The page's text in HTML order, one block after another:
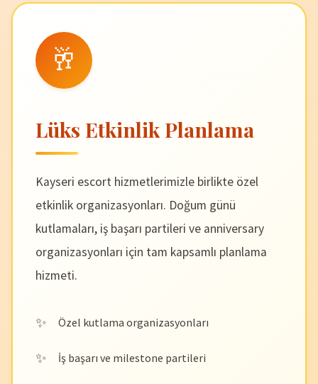
🥂
Lüks Etkinlik Planlama
Kayseri escort hizmetlerimizle birlikte özel
etkinlik organizasyonları. Doğum günü
kutlamaları, iş başarı partileri ve anniversary
organizasyonları için tam kapsamlı planlama
hizmeti.
Özel kutlama organizasyonları
İş başarı ve milestone partileri